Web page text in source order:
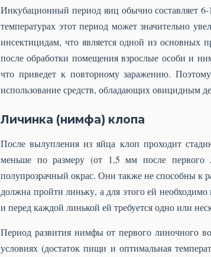
Инкубационный период яиц обычно составляет
температурах этот период может значительно
инсектицидам, что является одной из основных
после обработки помещения взрослые особи и
что приведет к повторному заражению.
использование средств, обладающих овицидным
Личинка (нимфа) клопа
После вылупления из яйца клоп проходит
меньше по размеру (от 1,5 мм после первого
полупрозрачный окрас. Они также не способны к
должна пройти линьку, а для этого ей
и перед каждой линькой ей требуется одно или
Период развития нимфы от первого линочного
условиях (достаток пищи и оптимальная